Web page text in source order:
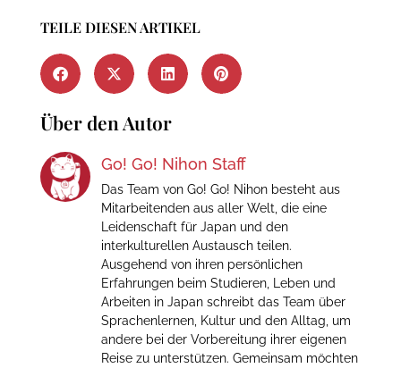
TEILE DIESEN ARTIKEL
Über den Autor
Go! Go! Nihon Staff
Das Team von Go! Go! Nihon besteht aus
Mitarbeitenden aus aller Welt, die eine
Leidenschaft für Japan und den
interkulturellen Austausch teilen.
Ausgehend von ihren persönlichen
Erfahrungen beim Studieren, Leben und
Arbeiten in Japan schreibt das Team über
Sprachenlernen, Kultur und den Alltag, um
andere bei der Vorbereitung ihrer eigenen
Reise zu unterstützen. Gemeinsam möchten